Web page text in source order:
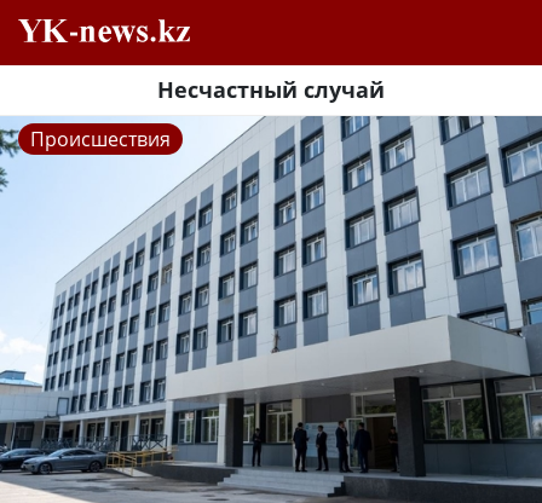
Несчастный случай
Происшествия